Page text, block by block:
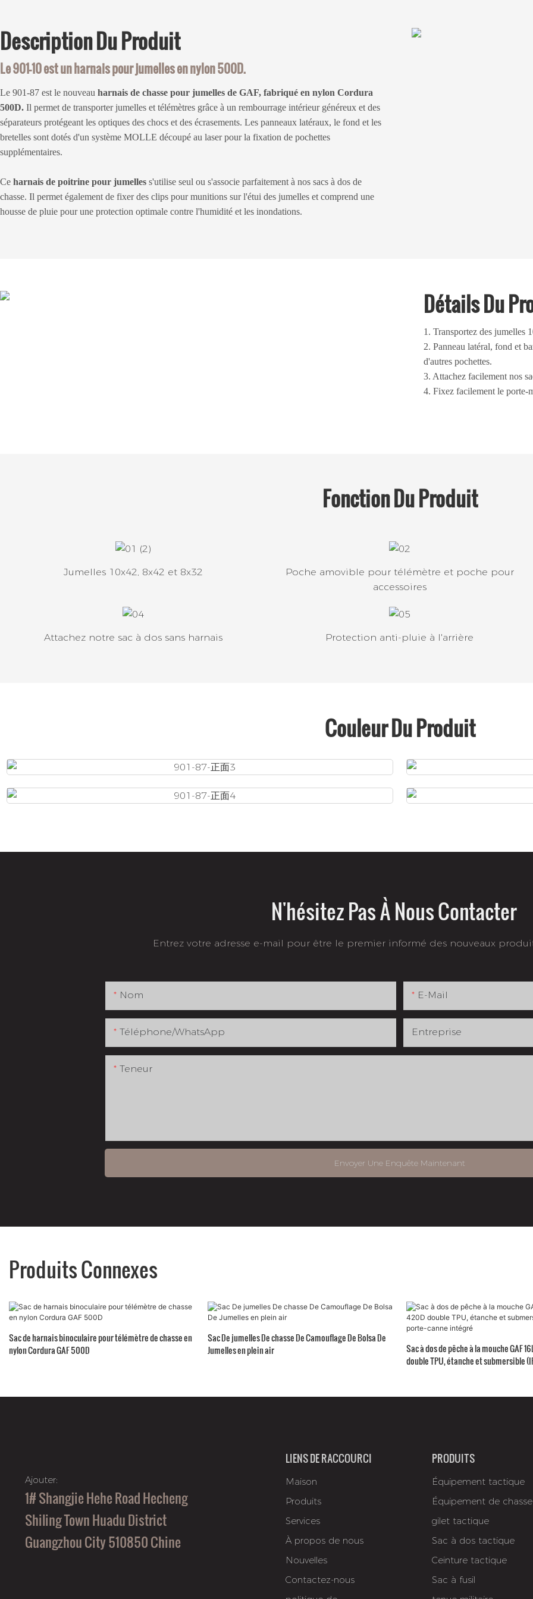
DescriptionDu Produit
Le 901-10 est un harnais pour jumelles en nylon 500D.
Le 901-87 est le nouveau harnais de chasse pour jumelles de GAF, fabriqué en nylon Cordura
500D. Il permet de transporter jumelles et télémètres grâce à un rembourrage intérieur généreux et des
séparateurs protégeant les optiques des chocs et des écrasements. Les panneaux latéraux, le fond et les
bretelles sont dotés d'un système MOLLE découpé au laser pour la fixation de pochettes
supplémentaires.
Ce harnais de poitrine pour jumelles s'utilise seul ou s'associe parfaitement à nos sacs à dos de
chasse. Il permet également de fixer des clips pour munitions sur l'étui des jumelles et comprend une
housse de pluie pour une protection optimale contre l'humidité et les inondations.
Détails Du
1. Transportez des jumelles
2. Panneau latéral, fond et
d'autres pochettes.
3. Attachez facilement nos
4. Fixez facilement le porte-
FonctionDu Produit
Jumelles 10x42, 8x42 et 8x32
Poche amovible pour télémètre et poche pour
accessoires
Attachez notre sac à dos sans harnais Protection anti-pluie à l'arrière
Couleur Du Produit
N'hésitez Pas À Nous Contacter
Entrez votre adresse e-mail pour être le premier informé des nouveaux
Nom E-Mail
Téléphone/WhatsApp Entreprise
Teneur
Envoyer Une Enquête Maintenant
Produits Connexes
Sac de harnais binoculaire pour télémètre de chasse en
nylon Cordura GAF 500D
Sac De jumelles De chasse De Camouflage De Bolsa De
Jumelles en plein air
Sac à dos de pêche à la mouche GAF
double TPU, étanche et submersible
Ajouter:
1# Shangjie Hehe Road Hecheng
Shiling Town Huadu District
Guangzhou City 510850 Chine
LIENS DE RACCOURCI
Maison
Produits
Services
À propos de nous
Nouvelles
Contactez-nous
PRODUITS
Équipement tactique
Équipement de chasse
gilet tactique
Sac à dos tactique
Ceinture tactique
Sac à fusil